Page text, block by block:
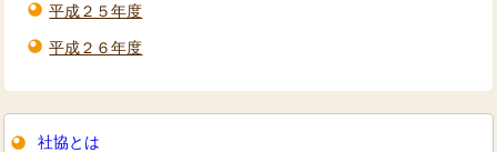
平成２５年度
平成２６年度
社協とは